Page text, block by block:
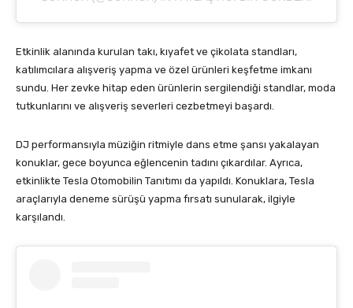
Etkinlik alanında kurulan takı, kıyafet ve çikolata standları,
katılımcılara alışveriş yapma ve özel ürünleri keşfetme imkanı
sundu. Her zevke hitap eden ürünlerin sergilendiği standlar, moda
tutkunlarını ve alışveriş severleri cezbetmeyi başardı.
DJ performansıyla müziğin ritmiyle dans etme şansı yakalayan
konuklar, gece boyunca eğlencenin tadını çıkardılar. Ayrıca,
etkinlikte Tesla Otomobilin Tanıtımı da yapıldı. Konuklara, Tesla
araçlarıyla deneme sürüşü yapma fırsatı sunularak, ilgiyle
karşılandı.